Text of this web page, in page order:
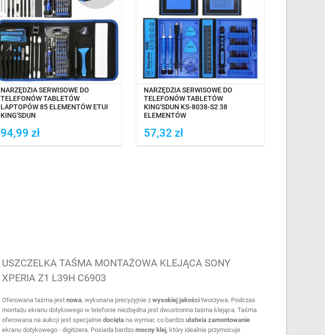
NARZĘDZIA SERWISOWE DO
TELEFONÓW TABLETÓW
LAPTOPÓW 85 ELEMENTÓW ETUI
KING'SDUN
94,99 zł
NA MAGAZYNIE
Dodaj do porówania
NARZĘDZIA SERWISOWE DO
TELEFONÓW TABLETÓW
KING'SDUN KS-8038-S2 38
ELEMENTÓW
57,32 zł
OCZEKIWANIE NA DOSTAWĘ
Dodaj do porówania
USZCZELKA TAŚMA MONTAŻOWA KLEJĄCA SONY
XPERIA Z1 L39H C6903
Oferowana taśma jest nowa, wykonana precyzyjnie z wysokiej jakościtworzywa. Podczas
montażu ekranu dotykowego w telefonie niezbędna jest dwustronna taśma klejąca. Taśma
oferowana na aukcji jest specjalnie dociętana wymiar, co bardzo ułatwia zamontowanie
ekranu dotykowego - digitizera. Posiada bardzo mocny klej, który idealnie przymocuje